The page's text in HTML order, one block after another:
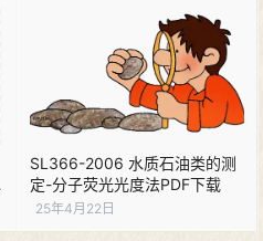
SL366-2006 水质石油类的测
定-分子荧光光度法PDF下载
25年4月22日